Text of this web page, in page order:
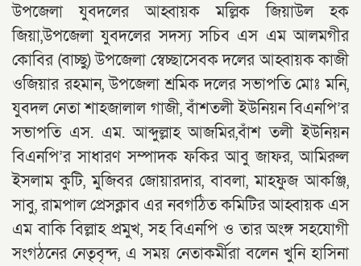
উপজেলা যুবদলের আহ্বায়ক মল্লিক জিয়াউল হক
জিয়া,উপজেলা যুবদলের সদস্য সচিব এস এম আলমগীর
কোবির (বাচ্ছু) উপজেলা স্বেচ্ছাসেবক দলের আহ্বায়ক কাজী
ওজিয়ার রহমান, উপজেলা শ্রমিক দলের সভাপতি মোঃ মনি,
যুবদল নেতা শাহজালাল গাজী, বাঁশতলী ইউনিয়ন বিএনপি’র
সভাপতি এস. এম. আব্দুল্লাহ আজমির,বাঁশ তলী ইউনিয়ন
বিএনপি’র সাধারণ সম্পাদক ফকির আবু জাফর, আমিরুল
ইসলাম কুটি, মুজিবর জোয়ারদার, বাবলা, মাহফুজ আকঞ্জি,
সাবু, রামপাল প্রেসক্লাব এর নবগঠিত কমিটির আহ্বায়ক এস
এম বাকি বিল্লাহ প্রমুখ, সহ বিএনপি ও তার অংঙ্গ সহযোগী
সংগঠনের নেতৃবৃন্দ, এ সময় নেতাকর্মীরা বলেন খুনি হাসিনা